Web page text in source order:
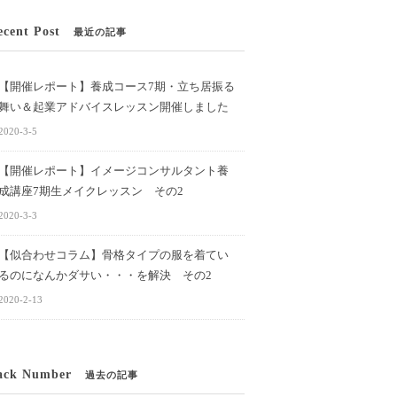
Post 最近の記事
開催レポート】養成コース7期・立ち居振る
い＆起業アドバイスレッスン開催しました
3-5
開催レポート】イメージコンサルタント養
講座7期生メイクレッスン その2
3-3
似合わせコラム】骨格タイプの服を着てい
のになんかダサい・・・を解決 その2
2-13
Number 過去の記事